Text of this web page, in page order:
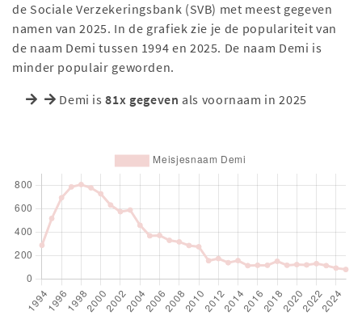
de Sociale Verzekeringsbank (SVB) met meest gegeven
namen van 2025. In de grafiek zie je de populariteit van
de naam Demi tussen 1994 en 2025. De naam Demi is
minder populair geworden.
Demi is81x gegeven als voornaam in 2025